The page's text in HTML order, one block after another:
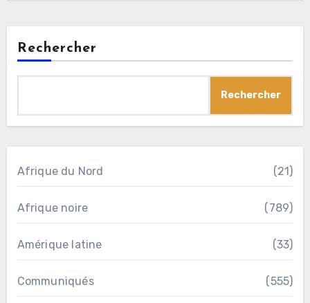
Rechercher
Rechercher
Afrique du Nord (21)
Afrique noire (789)
Amérique latine (33)
Communiqués (555)